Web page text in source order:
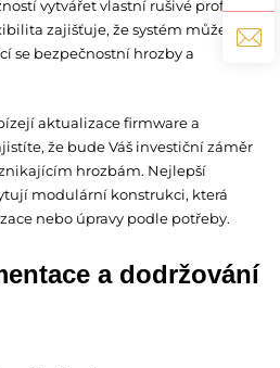
vytvářet vlastní rušivé profily
zajišťuje, že systém může
se bezpečnostní hrozby a
aktualizace firmware a
že bude Váš investiční záměr
hrozbám. Nejlepší
modulární konstrukci, která
nebo úpravy podle potřeby.
a dodržování